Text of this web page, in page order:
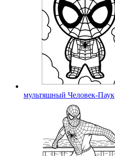
мультяшный Человек-Паук